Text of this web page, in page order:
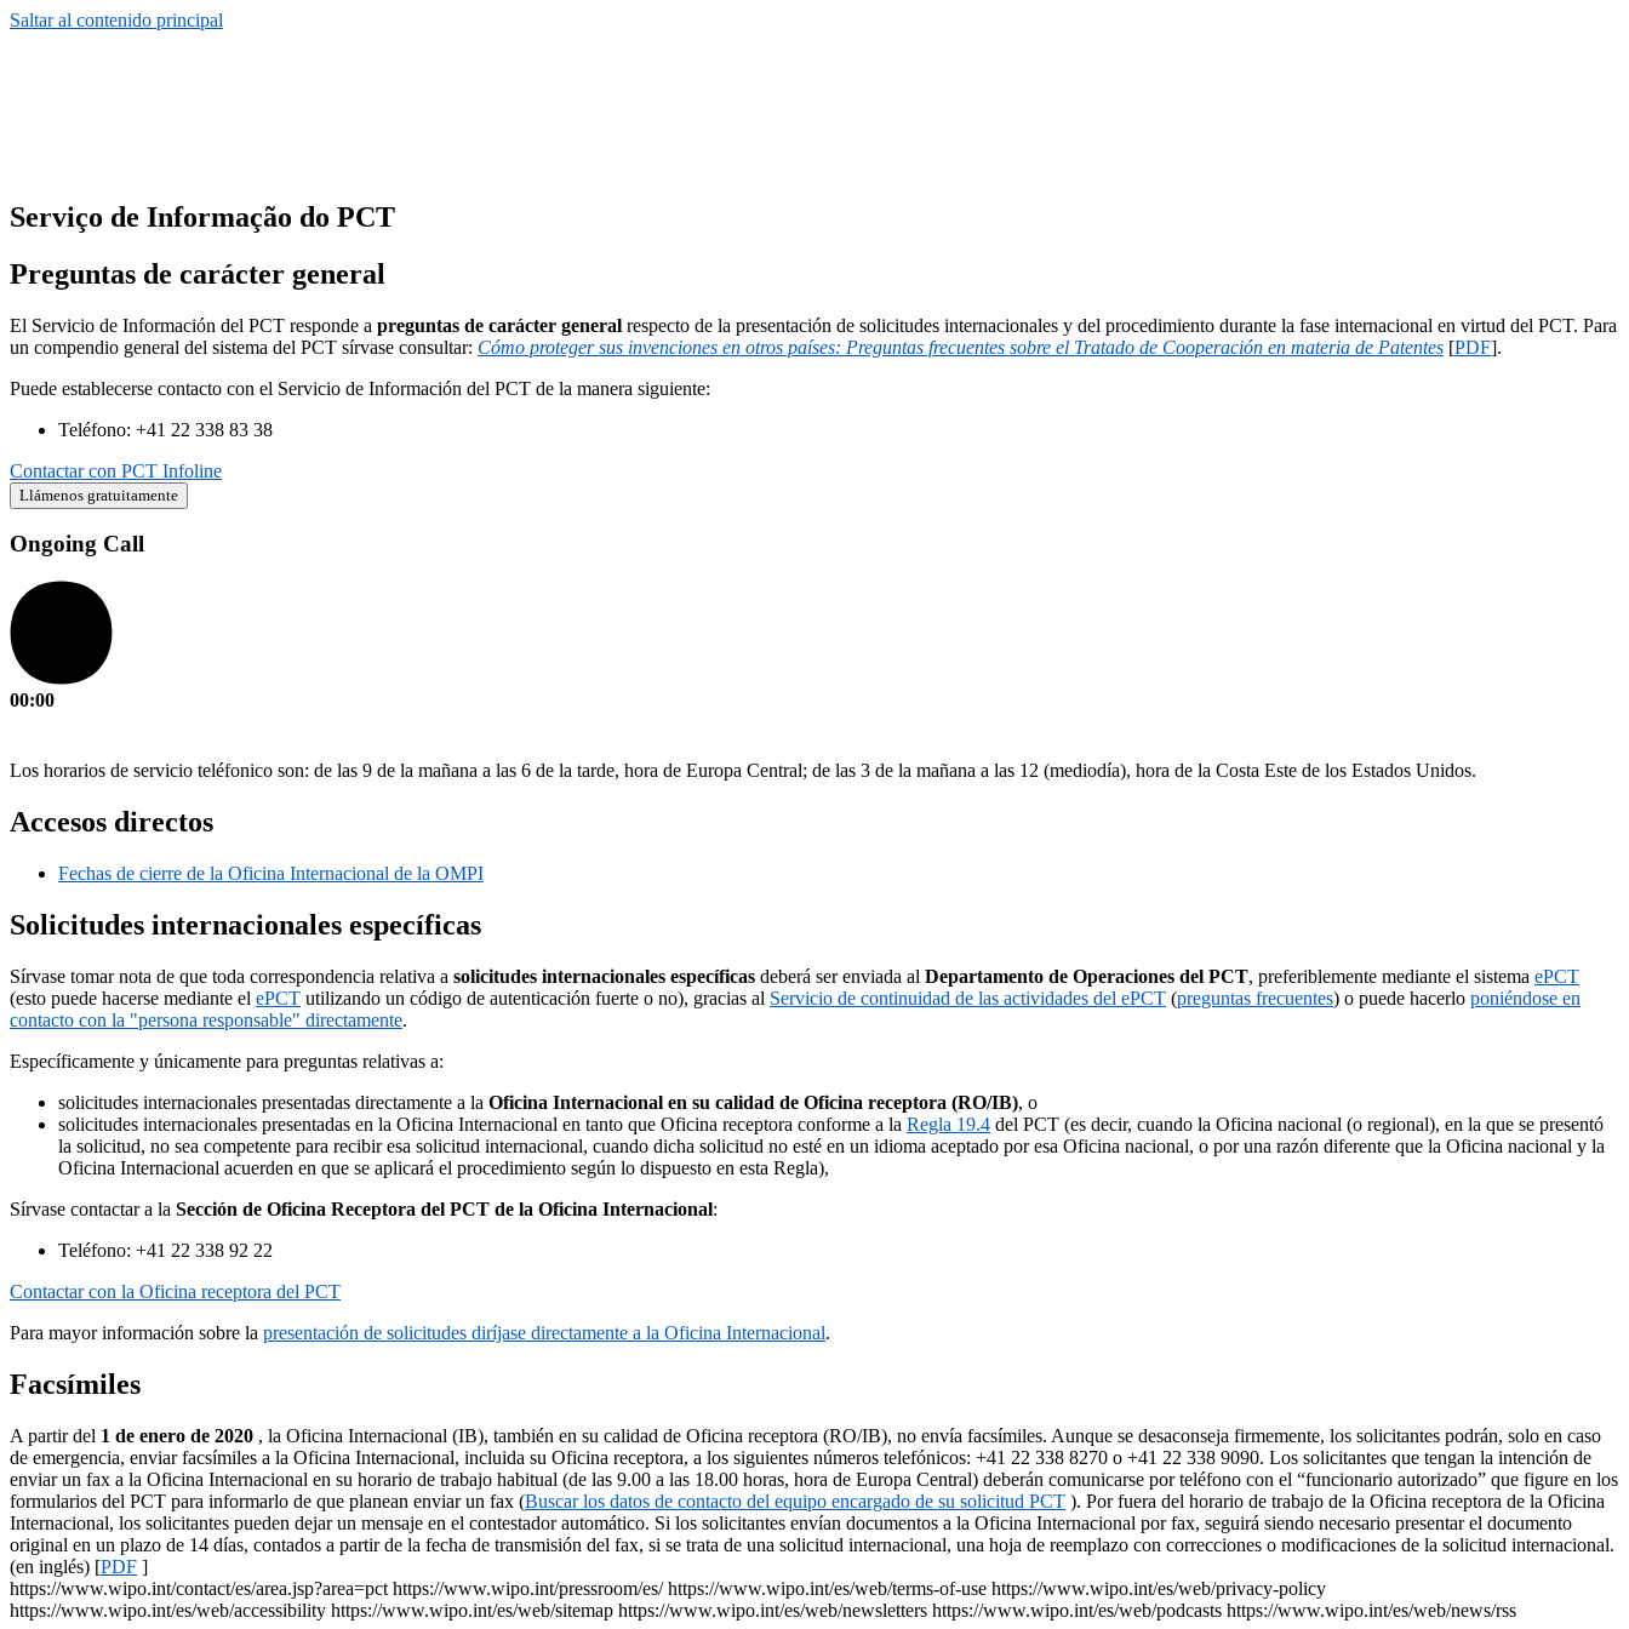
Saltar al contenido principal
Serviço de Informação do PCT
Preguntas de carácter general
El Servicio de Información del PCT responde a preguntas de carácter general respecto de la presentación de solicitudes internacionales y del procedimiento durante la fase internacional en virtud del PCT. Para
un compendio general del sistema del PCT sírvase consultar: Cómo proteger sus invenciones en otros países: Preguntas frecuentes sobre el Tratado de Cooperación en materia de Patentes [PDF].
Puede establecerse contacto con el Servicio de Información del PCT de la manera siguiente:
Teléfono: +41 22 338 83 38
Contactar con PCT Infoline
Llámenos gratuitamente
Ongoing Call
00:00
Los horarios de servicio teléfonico son: de las 9 de la mañana a las 6 de la tarde, hora de Europa Central; de las 3 de la mañana a las 12 (mediodía), hora de la Costa Este de los Estados Unidos.
Accesos directos
Fechas de cierre de la Oficina Internacional de la OMPI
Solicitudes internacionales específicas
Sírvase tomar nota de que toda correspondencia relativa a solicitudes internacionales específicas deberá ser enviada al Departamento de Operaciones del PCT, preferiblemente mediante el sistema ePCT
(esto puede hacerse mediante el ePCT utilizando un código de autenticación fuerte o no), gracias al Servicio de continuidad de las actividades del ePCT (preguntas frecuentes) o puede hacerlo poniéndose en
contacto con la "persona responsable" directamente.
Específicamente y únicamente para preguntas relativas a:
solicitudes internacionales presentadas directamente a la Oficina Internacional en su calidad de Oficina receptora (RO/IB), o
solicitudes internacionales presentadas en la Oficina Internacional en tanto que Oficina receptora conforme a la Regla 19.4 del PCT (es decir, cuando la Oficina nacional (o regional), en la que se presentó
la solicitud, no sea competente para recibir esa solicitud internacional, cuando dicha solicitud no esté en un idioma aceptado por esa Oficina nacional, o por una razón diferente que la Oficina nacional y la
Oficina Internacional acuerden en que se aplicará el procedimiento según lo dispuesto en esta Regla),
Sírvase contactar a la Sección de Oficina Receptora del PCT de la Oficina Internacional:
Teléfono: +41 22 338 92 22
Contactar con la Oficina receptora del PCT
Para mayor información sobre la presentación de solicitudes diríjase directamente a la Oficina Internacional.
Facsímiles
A partir del 1 de enero de 2020 , la Oficina Internacional (IB), también en su calidad de Oficina receptora (RO/IB), no envía facsímiles. Aunque se desaconseja firmemente, los solicitantes podrán, solo en caso
de emergencia, enviar facsímiles a la Oficina Internacional, incluida su Oficina receptora, a los siguientes números telefónicos: +41 22 338 8270 o +41 22 338 9090. Los solicitantes que tengan la intención de
enviar un fax a la Oficina Internacional en su horario de trabajo habitual (de las 9.00 a las 18.00 horas, hora de Europa Central) deberán comunicarse por teléfono con el “funcionario autorizado” que figure en los
formularios del PCT para informarlo de que planean enviar un fax (Buscar los datos de contacto del equipo encargado de su solicitud PCT ). Por fuera del horario de trabajo de la Oficina receptora de la Oficina
Internacional, los solicitantes pueden dejar un mensaje en el contestador automático. Si los solicitantes envían documentos a la Oficina Internacional por fax, seguirá siendo necesario presentar el documento
original en un plazo de 14 días, contados a partir de la fecha de transmisión del fax, si se trata de una solicitud internacional, una hoja de reemplazo con correcciones o modificaciones de la solicitud internacional.
(en inglés) [PDF ]
https://www.wipo.int/contact/es/area.jsp?area=pct https://www.wipo.int/pressroom/es/ https://www.wipo.int/es/web/terms-of-use https://www.wipo.int/es/web/privacy-policy
https://www.wipo.int/es/web/accessibility https://www.wipo.int/es/web/sitemap https://www.wipo.int/es/web/newsletters https://www.wipo.int/es/web/podcasts https://www.wipo.int/es/web/news/rss